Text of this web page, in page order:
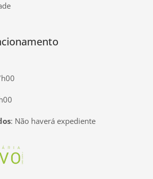
: Não haverá expediente